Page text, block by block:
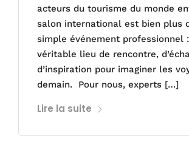
acteurs du tourisme du monde
salon international est bien plus
simple événement professionnel :
véritable lieu de rencontre,
d’inspiration pour imaginer les
demain. Pour nous, experts […]
Lire la suite